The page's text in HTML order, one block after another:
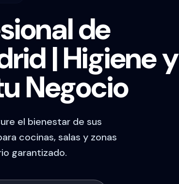
de
| Higiene y
Negocio
el bienestar de sus
cocinas, salas y zonas
garantizado.